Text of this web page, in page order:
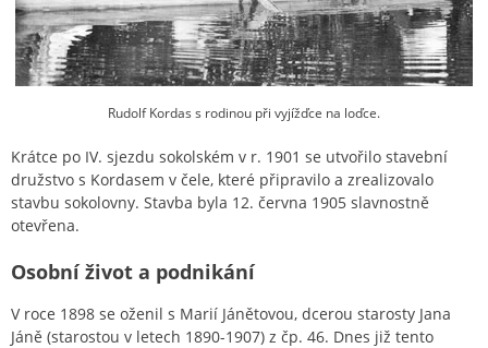
Rudolf Kordas s rodinou při vyjížďce na loďce.
Krátce po IV. sjezdu sokolském v r. 1901 se utvořilo stavební
družstvo s Kordasem v čele, které připravilo a zrealizovalo
stavbu sokolovny. Stavba byla 12. června 1905 slavnostně
otevřena.
Osobní život a podnikání
V roce 1898 se oženil s Marií Jánětovou, dcerou starosty Jana
Jáně (starostou v letech 1890-1907) z čp. 46. Dnes již tento